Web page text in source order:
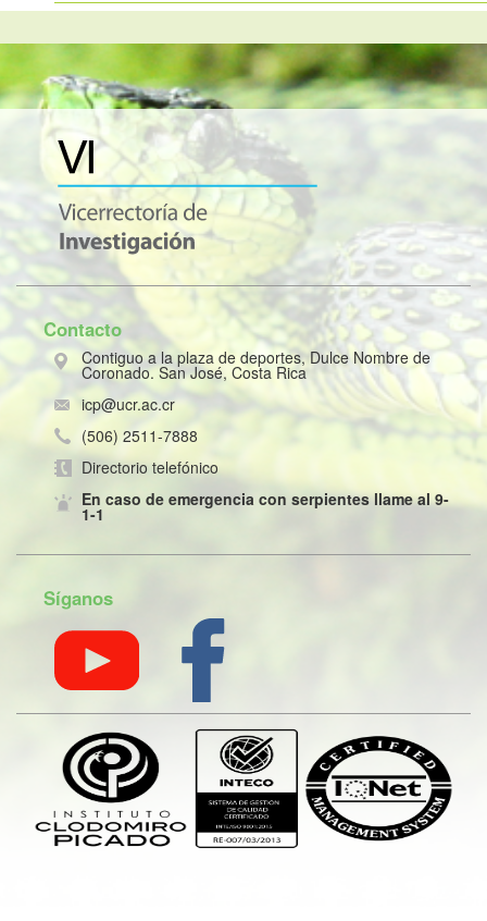
Contacto
Contiguo a la plaza de deportes, Dulce Nombre de
Coronado. San José, Costa Rica
icp@ucr.ac.cr
(506) 2511-7888
Directorio telefónico
En caso de emergencia con serpientes llame al 9-
1-1
Síganos